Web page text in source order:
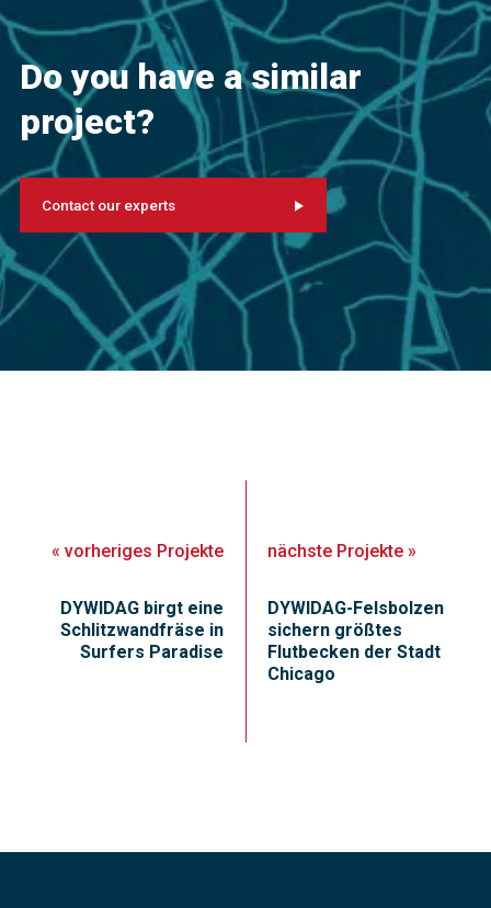
Do you have a similar
project?
Contact our experts
«vorheriges Projekte
DYWIDAG birgt eine
Schlitzwandfräse in
Surfers Paradise
nächste Projekte»
DYWIDAG-Felsbolzen
sichern größtes
Flutbecken der Stadt
Chicago